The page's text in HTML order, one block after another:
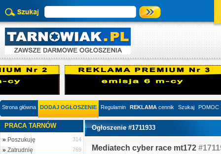
Strona główna DODAJ OGŁOSZENIE Regulamin REKLAMA cennik Szukaj POMOC
PRACA TARNÓW
» Poszukuję 314
» Zatrudnię 769
Ogłoszenie #1711933
Mediatech cyber race mt172